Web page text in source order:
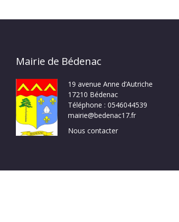
Mairie de Bédenac
19 avenue Anne d’Autriche
17210 Bédenac
Téléphone : 0546044539
mairie@bedenac17.fr
Nous contacter